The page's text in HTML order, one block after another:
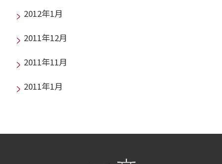
2012年1月
2011年12月
2011年11月
2011年1月